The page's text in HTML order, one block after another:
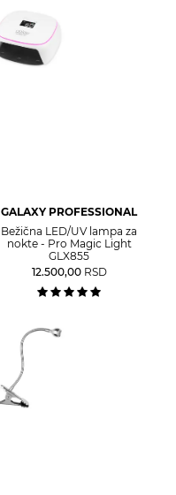
GALAXY PROFESSIONAL
Bežična LED/UV lampa za
nokte - Pro Magic Light
GLX855
12.500,00 RSD